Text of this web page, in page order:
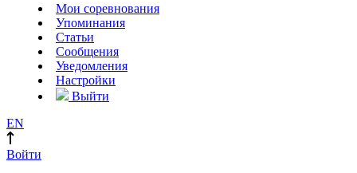
Мои соревнования
Упоминания
Статьи
Сообщения
Уведомления
Настройки
Выйти
EN
Войти